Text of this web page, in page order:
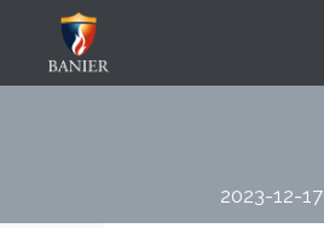
2023-12-17